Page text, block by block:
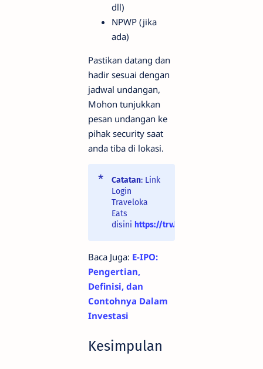
dll)
NPWP (jika
ada)
Pastikan datang dan
hadir sesuai dengan
jadwal undangan,
Mohon tunjukkan
pesan undangan ke
pihak security saat
anda tiba di lokasi.
Catatan: Link
Login
Traveloka
Eats
disini https://trv.lk/ors.login
Baca Juga: E-IPO:
Pengertian,
Definisi, dan
Contohnya Dalam
Investasi
Kesimpulan